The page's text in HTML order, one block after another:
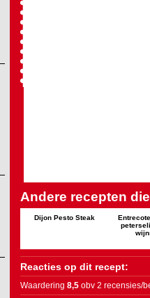
Andere recepten
Dijon Pesto Steak
Reacties op dit recept:
Waardering 8,5 obv 2 recensies/